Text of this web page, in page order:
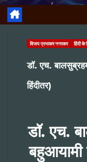
विजय प्रभाकर नगरकर हिंदी के
डॉ. एच.
हिंदीतर)
डॉ. एच.
बहुआयामी